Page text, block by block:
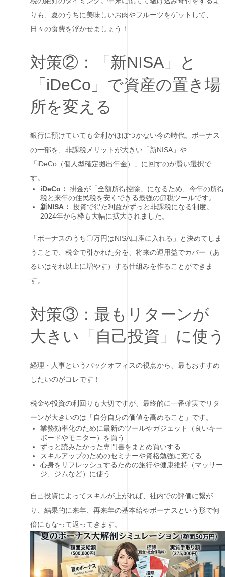
りも、夏のうちに美味しいお肉やフルーツをゲットして、
日々の食費を浮かせましょう！
対策②：「新NISA」と
「iDeCo」で資産の置き場
所を変える
銀行に預けていても金利がほぼつかない今の時代。ボーナス
の一部を、非課税メリットが大きい「新NISA」や
「iDeCo（個人型確定拠出年金）」に回すのが賢い選択で
す。
iDeCo： 掛金が「全額所得控除」になるため、今年の所得
税と来年の住民税を安くできる最強の節税ツールです。
新NISA： 投資で得た利益がずっと非課税になる制度。
2024年から枠も大幅に拡大されました。
「ボーナスのうち〇万円はNISA口座に入れる」と決めてしま
うことで、税金で引かれた分を、将来の運用益でカバー（あ
るいはそれ以上に増やす）する仕組みを作ることができま
す。
対策③：最もリターンが
大きい「自己投資」に使う
経理・人事というバックオフィスの視点から、最もおすすめ
したいのがコレです！
税金や投資の利回りも大切ですが、最終的に一番確実でリタ
ーンが大きいのは「自分自身の価値を高めること」です。
業務効率化のために最新のツールやガジェット（良いキー
ボードやモニター）を買う
ずっと読みたかった専門書をまとめ買いする
スキルアップのためのセミナーや資格勉強に充てる
心身をリフレッシュするための旅行や健康維持（マッサー
ジ、ジムなど）に使う
自己投資によってスキルが上がれば、社内での評価に繋が
り、結果的に来年、再来年の基本給やボーナスという形で何
倍にもなって返ってきます。